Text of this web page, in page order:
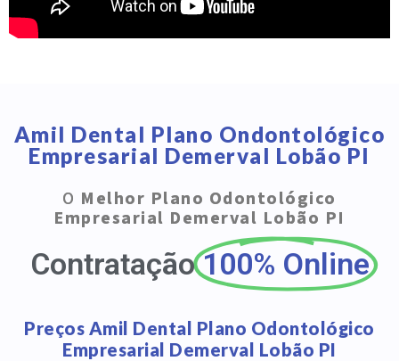
Amil Dental Plano Ondontológico
Empresarial Demerval Lobão PI
O Melhor Plano Odontológico
Empresarial Demerval Lobão PI
Contratação 100% Online
Preços Amil Dental Plano Odontológico
Empresarial Demerval Lobão PI